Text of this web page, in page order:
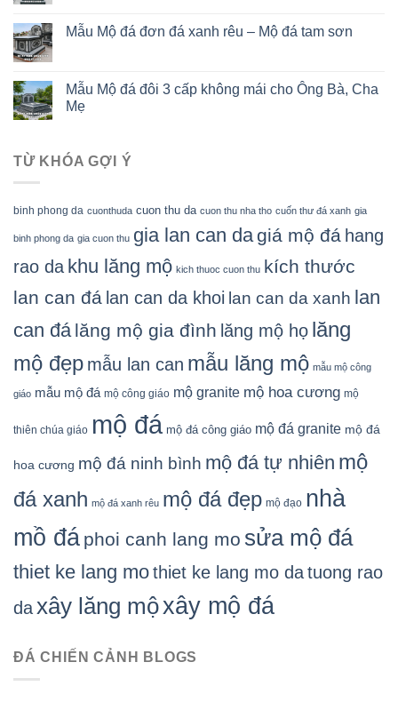
Mẫu Mộ đá đơn đá xanh rêu – Mộ đá tam sơn
Mẫu Mộ đá đôi 3 cấp không mái cho Ông Bà, Cha
Mẹ
TỪ KHÓA GỢI Ý
binh phong da cuonthuda cuon thu da cuon thu nha tho cuốn thư đá xanh gia
binh phong da gia cuon thu gia lan can dagiá mộ đá hang
rao da khu lăng mộ kich thuoc cuon thu kích thước
lan can đá lan can da khoi lan can da xanh lan
can đá lăng mộ gia đình lăng mộ họ lăng
mộ đẹp mẫu lan can mẫu lăng mộ mẫu mộ công
giáo mẫu mộ đá mộ công giáo mộ granite mộ hoa cương mộ
thiên chúa giáo mộ đá mộ đá công giáo mộ đá granite mộ đá
hoa cương mộ đá ninh bình mộ đá tự nhiên mộ
đá xanh mộ đá xanh rêu mộ đá đẹp mộ đạo nhà
mồ đá phoi canh lang mo sửa mộ đá
thiet ke lang mothiet ke lang mo datuong rao
daxây lăng mộxây mộ đá
ĐÁ CHIẾN CẢNH BLOGS